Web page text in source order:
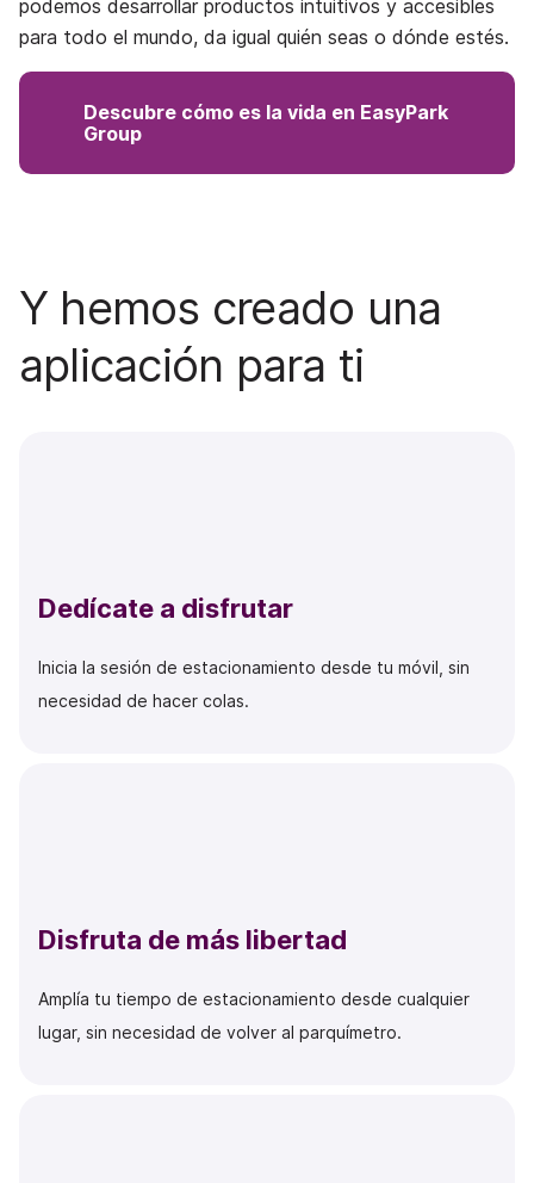
podemos desarrollar productos intuitivos y accesibles
para todo el mundo, da igual quién seas o dónde estés.
Descubre cómo es la vida en EasyPark
Group
Y hemos creado una
aplicación para ti
Dedícate a disfrutar
Inicia la sesión de estacionamiento desde tu móvil, sin
necesidad de hacer colas.
Disfruta de más libertad
Amplía tu tiempo de estacionamiento desde cualquier
lugar, sin necesidad de volver al parquímetro.